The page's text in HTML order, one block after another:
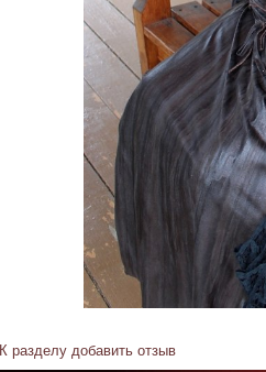
К разделу добавить отзыв